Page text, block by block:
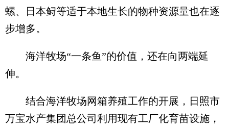
螺、日本鲟等适于本地生长的物种资源量也在逐
步增多。
海洋牧场“一条鱼”的价值，还在向两端延
伸。
结合海洋牧场网箱养殖工作的开展，日照市
万宝水产集团总公司利用现有工厂化育苗设施，